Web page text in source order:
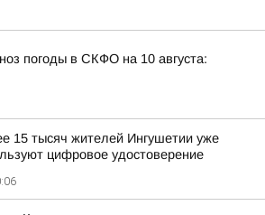
погоды в СКФО на 10 августа:
15 тысяч жителей Ингушетии уже
цифровое удостоверение